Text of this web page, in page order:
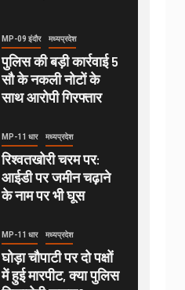
MP-09 इंदौर मध्यप्रदेश
पुलिस की बड़ी कार्रवाई 5
सौ के नकली नोटों के
साथ आरोपी गिरफ्तार
MP-11 धार मध्यप्रदेश
रिश्वतखोरी चरम पर:
आईडी पर जमीन चढ़ाने
के नाम पर भी घूस
MP-11 धार मध्यप्रदेश
घोड़ा चौपाटी पर दो पक्षों
में हुई मारपीट, क्या पुलिस